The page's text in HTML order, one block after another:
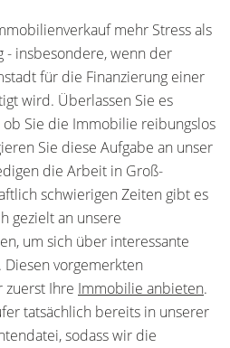
mehr Stress als
- insbesondere, wenn der
für die Finanzierung einer
wird. Überlassen Sie es
Sie die Immobilie reibungslos
Sie diese Aufgabe an unser
die Arbeit in Groß-
schwierigen Zeiten gibt es
gezielt an unsere
um sich über interessante
vorgemerkten
zuerst Ihre Immobilie anbieten.
tatsächlich bereits in unserer
sodass wir die